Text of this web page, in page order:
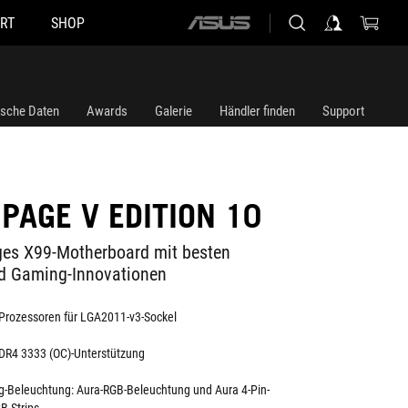
SHOP
ASUS
home
Daten Awards Galerie Händler finden Support
V EDITION 10
X99-Motherboard mit besten
Gaming-Innovationen
für LGA2011-v3-Sockel
3333 (OC)-Unterstützung
Beleuchtung: Aura-RGB-Beleuchtung und Aura 4-Pin-